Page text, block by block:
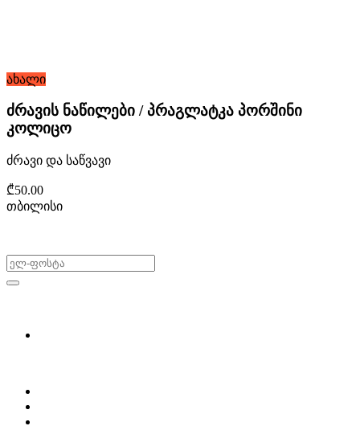
ახალი
ძრავის ნაწილები / პრაგლატკა პორშინი
კოლიცო
ძრავი და საწვავი
₾50.00
თბილისი